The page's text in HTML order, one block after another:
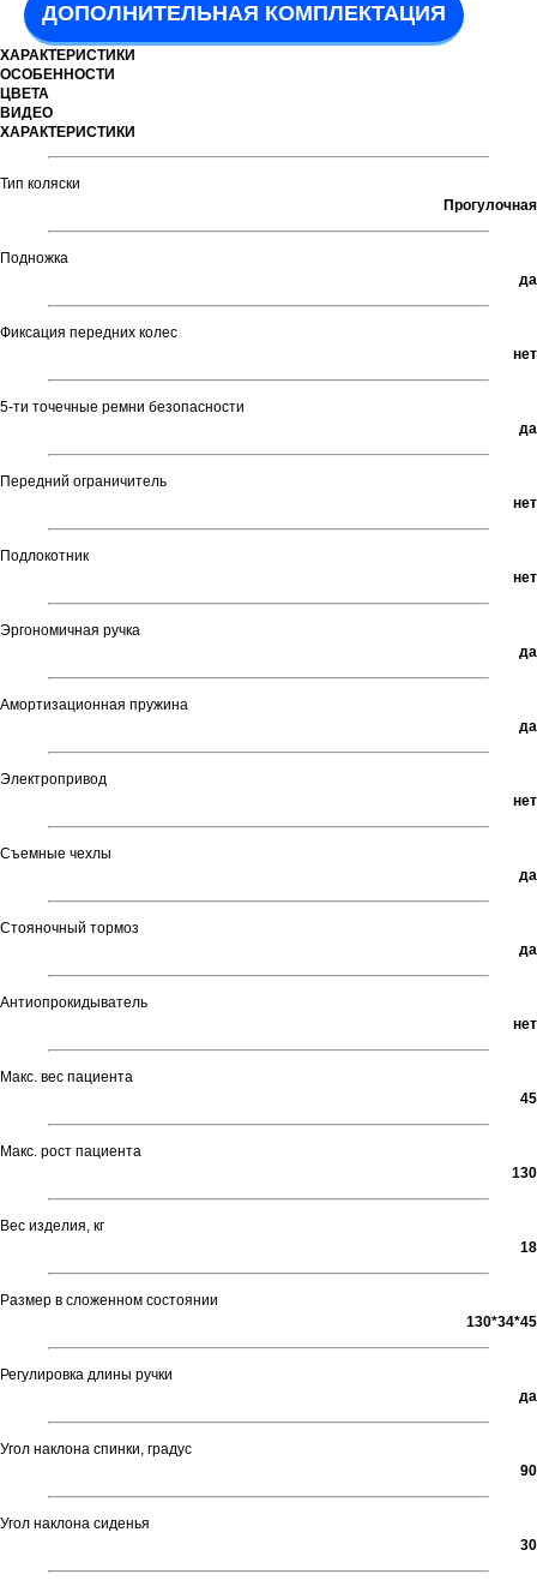
ДОПОЛНИТЕЛЬНАЯ КОМПЛЕКТАЦИЯ
ХАРАКТЕРИСТИКИ
ОСОБЕННОСТИ
ЦВЕТА
ВИДЕО
ХАРАКТЕРИСТИКИ
Тип коляски
Прогулочная
Подножка
да
Фиксация передних колес
нет
5-ти точечные ремни безопасности
да
Передний ограничитель
нет
Подлокотник
нет
Эргономичная ручка
да
Амортизационная пружина
да
Электропривод
нет
Съемные чехлы
да
Стояночный тормоз
да
Антиопрокидыватель
нет
Макс. вес пациента
45
Макс. рост пациента
130
Вес изделия, кг
18
Размер в сложенном состоянии
130*34*45
Регулировка длины ручки
да
Угол наклона спинки, градус
90
Угол наклона сиденья
30